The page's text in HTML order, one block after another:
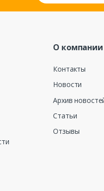
О компании
Контакты
Новости
Архив
Статьи
Отзывы